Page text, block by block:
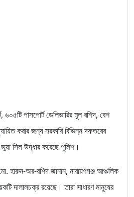
৬০৫টি পাসপোর্ট ডেলিভারির মূল রশিদ, বেশ
করার জন্য সরকারি বিভিন্ন দফতরের
ভুয়া সিল উদ্ধার করেছে পুলিশ।
হারুন-অর-রশিদ জানান, নারায়ণগঞ্জ আঞ্চলিক
দালালচক্র রয়েছে। তারা সাধারণ মানুষের